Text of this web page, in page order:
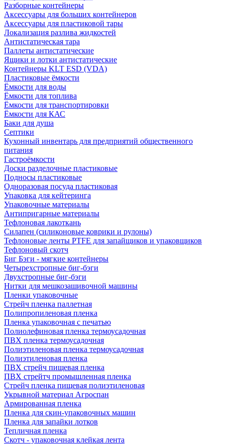
Разборные контейнеры
Аксессуары для больших контейнеров
Аксессуары для пластиковой тары
Локализация разлива жидкостей
Антистатическая тара
Паллеты антистатические
Ящики и лотки антистатические
Контейнеры KLT ESD (VDA)
Пластиковые ёмкости
Ёмкости для воды
Ёмкости для топлива
Ёмкости для транспортировки
Ёмкости для КАС
Баки для душа
Септики
Кухонный инвентарь для предприятий общественного
питания
Гастроёмкости
Доски разделочные пластиковые
Подносы пластиковые
Одноразовая посуда пластиковая
Упаковка для кейтеринга
Упаковочные материалы
Антипригарные материалы
Тефлоновая лакоткань
Силапен (силиконовые коврики и рулоны)
Тефлоновые ленты PTFE для запайщиков и упаковщиков
Тефлоновый скотч
Биг Бэги - мягкие контейнеры
Четырехстропные биг-бэги
Двухстропные биг-бэги
Нитки для мешкозашивочной машины
Пленки упаковочные
Стрейч пленка паллетная
Полипропиленовая пленка
Пленка упаковочная с печатью
Полиолефиновая пленка термоусадочная
ПВХ пленка термоусадочная
Полиэтиленовая пленка термоусадочная
Полиэтиленовая пленка
ПВХ стрейч пищевая пленка
ПВХ стрейтч промышленная пленка
Стрейч пленка пищевая полиэтиленовая
Укрывной материал Агроспан
Армированная пленка
Пленка для скин-упаковочных машин
Пленка для запайки лотков
Тепличная пленка
Скотч - упаковочная клейкая лента